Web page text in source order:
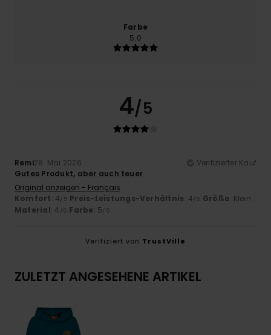
Farbe
5.0
4/5
Remi28. Mai 2026
Verifizierter Kauf
Gutes Produkt, aber auch teuer
Original anzeigen - Français
Komfort: 4/5 Preis-Leistungs-Verhältnis: 4/5 Größe: Klein
Material: 4 /5 Farbe: 5/5
Verifiziert von TrustVille
ZULETZT ANGESEHENE ARTIKEL